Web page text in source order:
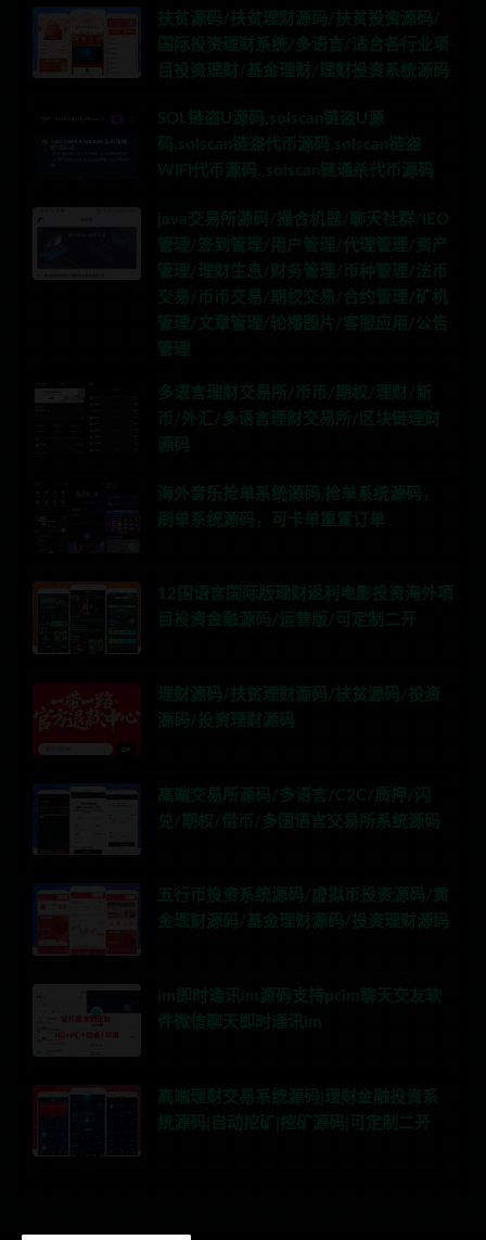
扶贫源码/扶贫理财源码/扶贫投资源码/
国际投资理财系统/多语言/适合各行业项
目投资理财/基金理财/理财投资系统源码
SOL链盗U源码,solscan链盗U源
码,solscan链盗代币源码,solscan链盗
WIFI代币源码,,solscan链通杀代币源码
java交易所源码/撮合机器/聊天社群/IEO
管理/签到管理/用户管理/代理管理/资产
管理/理财生息/财务管理/币种管理/法币
交易/币币交易/期权交易/合约管理/矿机
管理/文章管理/轮播图片/客服应用/公告
管理
多语言理财交易所/币币/期权/理财/新
币/外汇/多语言理财交易所/区块链理财
源码
海外音乐抢单系统源码,抢单系统源码，
刷单系统源码，可卡单重置订单
12国语言国际版理财返利电影投资海外项
目投资金融源码/运营版/可定制二开
理财源码/扶贫理财源码/扶贫源码/投资
源码/投资理财源码
高端交易所源码/多语言/C2C/质押/闪
兑/期权/借币/多国语言交易所系统源码
五行币投资系统源码/虚拟币投资源码/黄
金理财源码/基金理财源码/投资理财源码
im即时通讯im源码支持pcim聊天交友软
件微信聊天即时通讯im
高端理财交易系统源码|理财金融投资系
统源码|自动挖矿|挖矿源码|可定制二开